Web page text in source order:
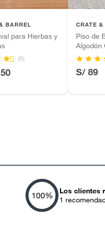
BARREL
para Hierbas y
(6)
CRATE
Piso de
Algodón
51x86cm
S/ 89
100%
Los clientes
1